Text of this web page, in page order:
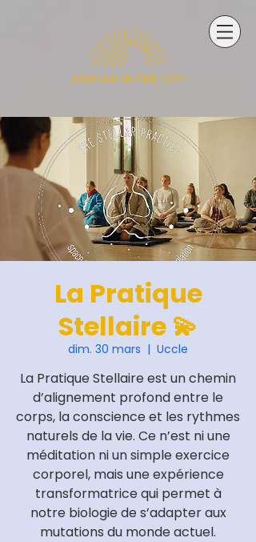
La Pratique
Stellaire 💫
dim. 30 mars
  |
Uccle
La Pratique Stellaire est un chemin
d’alignement profond entre le
corps, la conscience et les rythmes
naturels de la vie. Ce n’est ni une
méditation ni un simple exercice
corporel, mais une expérience
transformatrice qui permet à
notre biologie de s’adapter aux
mutations du monde actuel.